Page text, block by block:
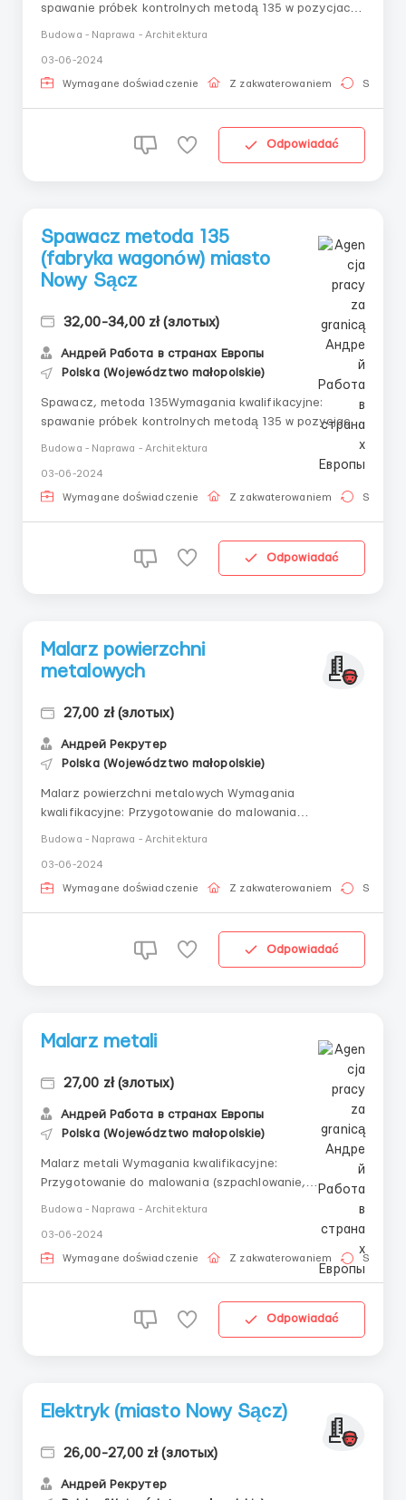
spawanie próbek kontrolnych metodą 135 w pozycjach
również dostarczane inne próbki (np. cienkie
metale)Miasto: Nowy SączPrzedsiębiorstwo: fabryka
Budowa - Naprawa - Architektura
03-06-2024
Wymagane doświadczenie Z zakwaterowaniem Stała
Odpowiadać
Spawacz metoda 135
(fabryka wagonów) miasto
Nowy Sącz
32,00-34,00 zł (злотых)
Андрей Работа в странах Европы
Polska (Województwo małopolskie)
Spawacz, metoda 135Wymagania kwalifikacyjne:
spawanie próbek kontrolnych metodą 135 w pozycjach
PF FW, PF BW, PC BW. Stal czarna, grubość metalu – 8-
12 mm. Rodzaj kontroli – wizualna, UT. Mogą być
również inne próbki (na przykład, cienkie
metale).Miasto: Nowy SączPrzedsiębiorstwo: fabryka
Budowa - Naprawa - Architektura
03-06-2024
Wymagane doświadczenie Z zakwaterowaniem Stała
Odpowiadać
Malarz powierzchni
metalowych
27,00 zł (злотых)
Андрей Рекрутер
Polska (Województwo małopolskie)
Malarz powierzchni metalowych Wymagania
kwalifikacyjne: Przygotowanie do malowania
natryskowego wagonów pasażerskich Miasto:Nowy
SączPrzedsiębiorstwo: wagonowniaWynagrodzenie:
Budowa - Naprawa - Architektura
03-06-2024
Wymagane doświadczenie Z zakwaterowaniem Stała
Odpowiadać
Malarz metali
27,00 zł (злотых)
Андрей Работа в странах Европы
Polska (Województwo małopolskie)
Malarz metali Wymagania kwalifikacyjne:
Przygotowanie do malowania (szpachlowanie,
pasażerskich Miasto: Nowy SączPrzedsiębiorstwo:
zakład produkcji wagonówWynagrodzenie: Stawka 27 zł
Budowa - Naprawa - Architektura
03-06-2024
Wymagane doświadczenie Z zakwaterowaniem Stała
Odpowiadać
Elektryk (miasto Nowy Sącz)
26,00-27,00 zł (злотых)
Андрей Рекрутер